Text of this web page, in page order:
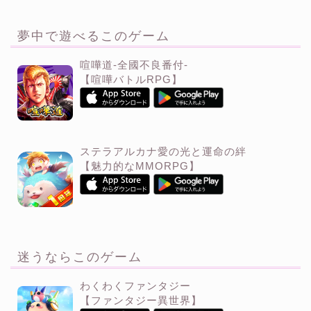
夢中で遊べるこのゲーム
喧嘩道-全國不良番付-
【喧嘩バトルRPG】
ステラアルカナ愛の光と運命の絆
【魅力的なMMORPG】
迷うならこのゲーム
わくわくファンタジー
【ファンタジー異世界】